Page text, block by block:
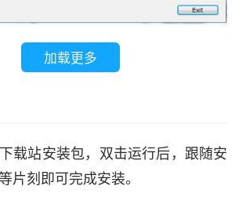
加载更多
站安装包，双击运行后，跟随安
片刻即可完成安装。